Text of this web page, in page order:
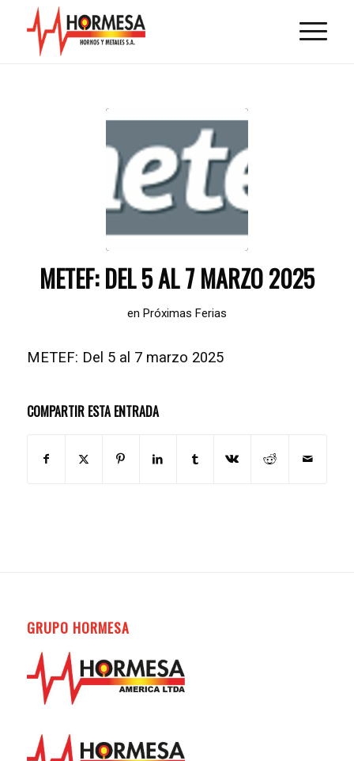
METEF: DEL 5 AL 7 MARZO 2025
en Próximas Ferias
METEF: Del 5 al 7 marzo 2025
COMPARTIR ESTA ENTRADA
GRUPO HORMESA